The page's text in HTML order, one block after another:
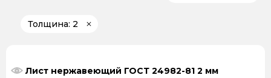
Толщина: 2
Лист нержавеющий ГОСТ 24982-81 2 мм